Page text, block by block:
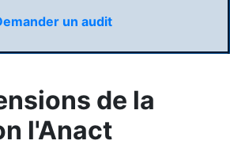
un audit
de la
l'Anact